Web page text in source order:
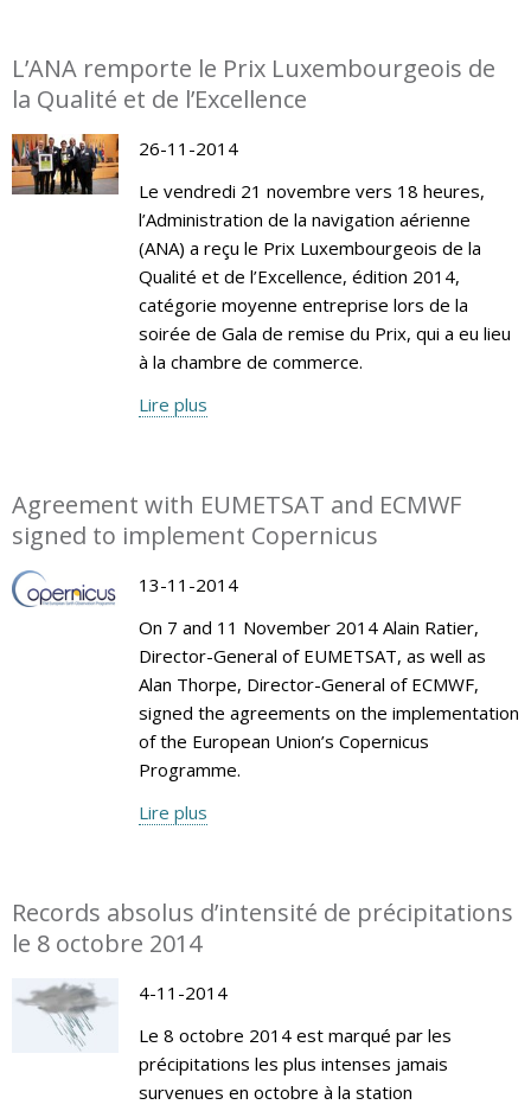
L’ANA remporte le Prix Luxembourgeois de
la Qualité et de l’Excellence
26-11-2014
Le vendredi 21 novembre vers 18 heures,
l’Administration de la navigation aérienne
(ANA) a reçu le Prix Luxembourgeois de la
Qualité et de l’Excellence, édition 2014,
catégorie moyenne entreprise lors de la
soirée de Gala de remise du Prix, qui a eu lieu
à la chambre de commerce.
Lire plus
Agreement with EUMETSAT and ECMWF
signed to implement Copernicus
13-11-2014
On 7 and 11 November 2014 Alain Ratier,
Director-General of EUMETSAT, as well as
Alan Thorpe, Director-General of ECMWF,
signed the agreements on the implementation
of the European Union’s Copernicus
Programme.
Lire plus
Records absolus d’intensité de précipitations
le 8 octobre 2014
4-11-2014
Le 8 octobre 2014 est marqué par les
précipitations les plus intenses jamais
survenues en octobre à la station